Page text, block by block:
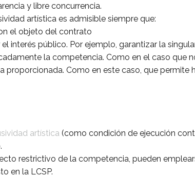
y libre concurrencia.
artística es admisible siempre que:
el objeto del contrato
interés público. Por ejemplo, garantizar la
la competencia. Como en el caso que
proporcionada. Como en este caso, que permite
artística (como condición de ejecución
restrictivo de la competencia, pueden
en la LCSP.